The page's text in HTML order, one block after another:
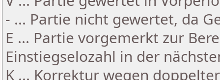
- ... Partie nicht gewertet, da
E ... Partie vorgemerkt zur
Einstiegselozahl in der
K ... Korrektur wegen